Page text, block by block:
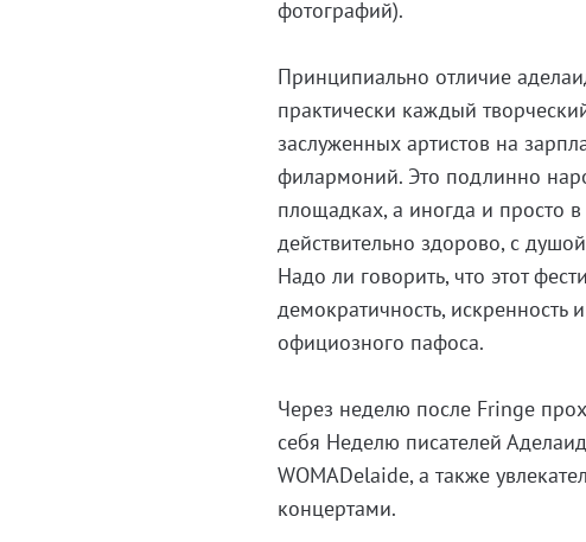
фотографий).
Принципиально отличие
практически каждый
заслуженных артистов на
филармоний. Это подлинно
площадках, а иногда и просто
действительно здорово, с
Надо ли говорить, что этот
демократичность, искренность
официозного пафоса.
Через неделю после Fringe
себя Неделю писателей
WOMADelaide, а также
концертами.